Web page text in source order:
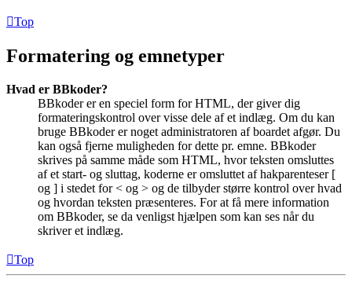
Top
Formatering og emnetyper
Hvad er BBkoder?
BBkoder er en speciel form for HTML, der giver dig
formateringskontrol over visse dele af et indlæg. Om du kan
bruge BBkoder er noget administratoren af boardet afgør. Du
kan også fjerne muligheden for dette pr. emne. BBkoder
skrives på samme måde som HTML, hvor teksten omsluttes
af et start- og sluttag, koderne er omsluttet af hakparenteser [
og ] i stedet for < og > og de tilbyder større kontrol over hvad
og hvordan teksten præsenteres. For at få mere information
om BBkoder, se da venligst hjælpen som kan ses når du
skriver et indlæg.
Top